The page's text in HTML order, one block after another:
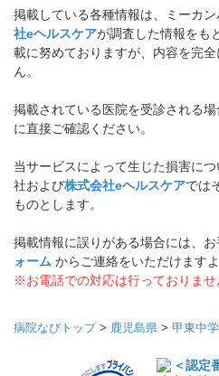
掲載している各種情報は、ミーカ
社eヘルスケアが調査した情報をも
載に努めておりますが、内容を完
ん。
掲載されている医院を受診される
に直接ご確認ください。
当サービスによって生じた損害に
社および株式会社eヘルスケアでは
ものとします。
掲載情報に誤りがある場合には、お
ォーム からご連絡をいただけます
※お電話での対応は行っておりませ
病院なびトップ> 鹿児島県 > 甲東中